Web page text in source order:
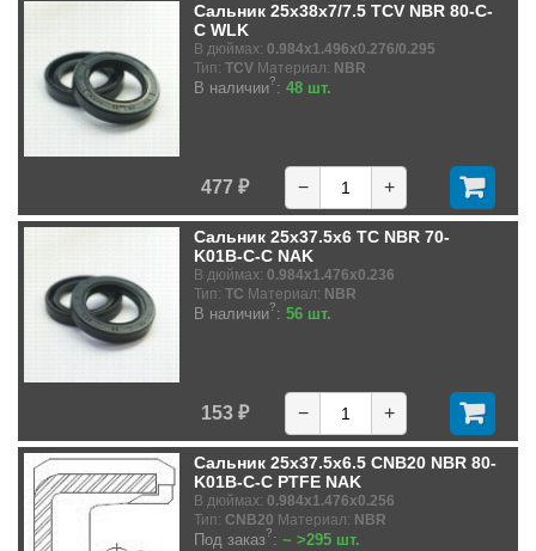
Сальник 25x38x7/7.5 TCV NBR 80-C-
C WLK
В дюймах: 0.984x1.496x0.276/0.295
Тип: TCV Материал: NBR
В наличии?: 48 шт.
477 ₽ − +
Сальник 25x37.5x6 TC NBR 70-
K01B-C-C NAK
В дюймах: 0.984x1.476x0.236
Тип: TC Материал: NBR
В наличии?: 56 шт.
153 ₽ − +
Сальник 25x37.5x6.5 CNB20 NBR 80-
K01B-C-C PTFE NAK
В дюймах: 0.984x1.476x0.256
Тип: CNB20 Материал: NBR
Под заказ?: ~ >295 шт.